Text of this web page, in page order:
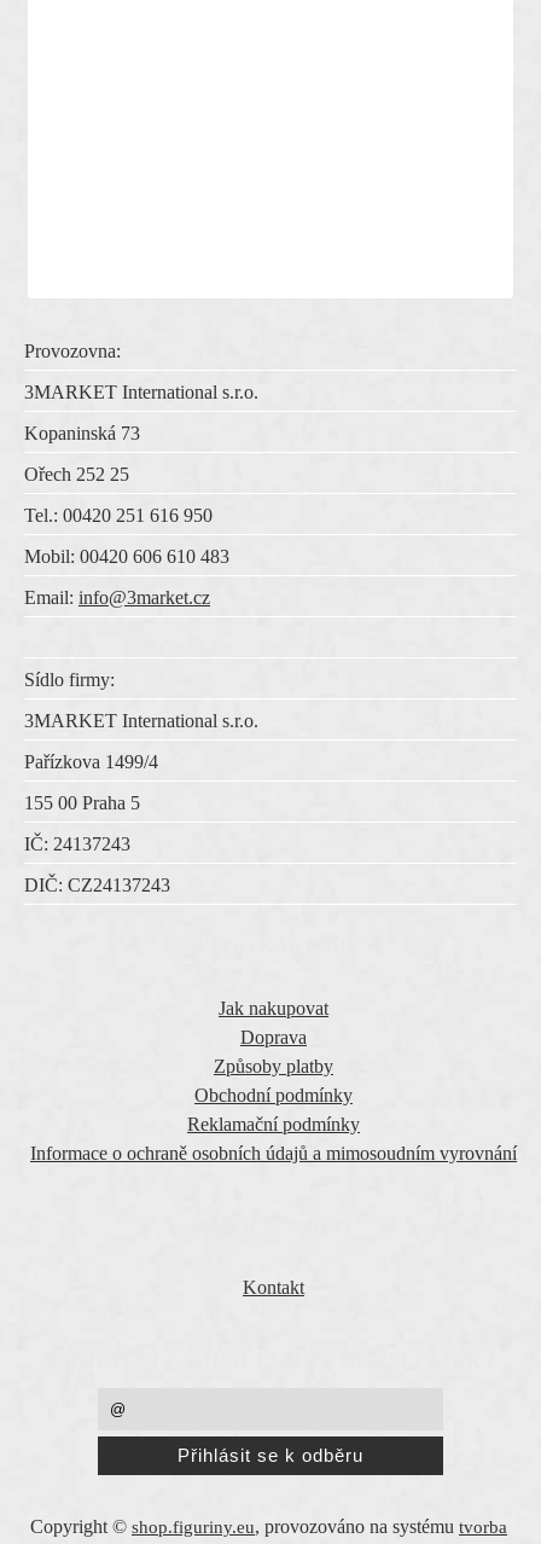
Provozovna:
3MARKET International s.r.o.
Kopaninská 73
Ořech 252 25
Tel.: 00420 251 616 950
Mobil: 00420 606 610 483
Email: info@3market.cz
Sídlo firmy:
3MARKET International s.r.o.
Pařízkova 1499/4
155 00 Praha 5
IČ: 24137243
DIČ: CZ24137243
Jak nakupovat
Doprava
Způsoby platby
Obchodní podmínky
Reklamační podmínky
Informace o ochraně osobních údajů a mimosoudním vyrovnání
Kontakt
Copyright © shop.figuriny.eu, provozováno na systému tvorba